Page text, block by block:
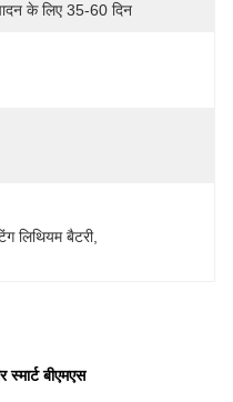
के लिए 35-60 दिन
लिथियम बैटरी,
बीएमएस